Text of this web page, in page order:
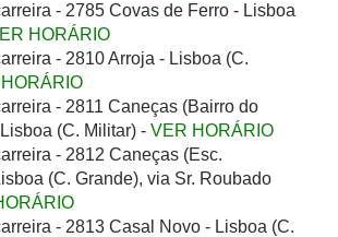
- 2785 Covas de Ferro - Lisboa
HORÁRIO
- 2810 Arroja - Lisboa (C.
- 2811 Caneças (Bairro do
(C. Militar) - VER HORÁRIO
- 2812 Caneças (Esc.
(C. Grande), via Sr. Roubado
- 2813 Casal Novo - Lisboa (C.